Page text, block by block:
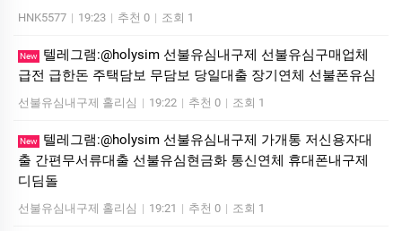
HNK5577 | 19:23 | 추천 0 | 조회 1
New
텔레그램:@holysim 선불유심내구제 선불유심구매업체
급전 급한돈 주택담보 무담보 당일대출 장기연체 선불폰유심
선불유심내구제 홀리심 | 19:22 | 추천 0 | 조회 1
New
텔레그램:@holysim 선불유심내구제 가개통 저신용자대
출 간편무서류대출 선불유심현금화 통신연체 휴대폰내구제
디딤돌
선불유심내구제 홀리심 | 19:21 | 추천 0 | 조회 1